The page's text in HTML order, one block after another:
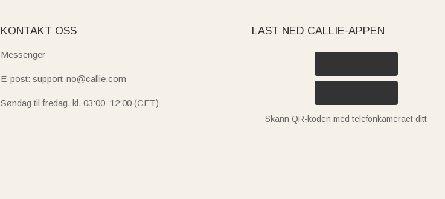
KONTAKT OSS
Messenger
E-post: support-no@callie.com
Søndag til fredag, kl. 03:00–12:00 (CET)
LAST NED CALLIE-APPEN
Skann QR-koden med telefonkameraet ditt